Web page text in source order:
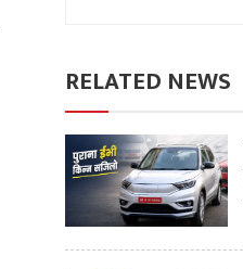
RELATED NEWS